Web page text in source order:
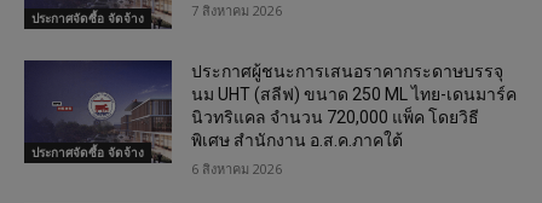
ประกาศจัดซื้อ จัดจ้าง 7 สิงหาคม 2026
ประกาศจัดซื้อ จัดจ้าง
ประกาศผู้ชนะการเสนอราคากระดาษบรรจุ
นม UHT (สลีฟ) ขนาด 250 ML ไทย-เดนมาร์ค
นิวทริแคล จำนวน 720,000 แพ็ค โดยวิธี
พิเศษ สำนักงาน อ.ส.ค.ภาคใต้
6 สิงหาคม 2026